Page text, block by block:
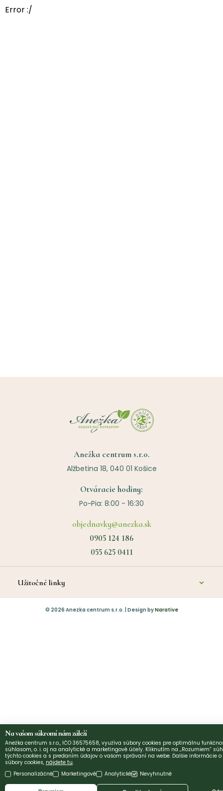
Error :/
Anežka centrum s.r.o.
Alžbetina 18, 040 01 Košice
Otváracie hodiny:
Po~Pia: 8:00 - 16:30
objednavky@anezka.sk
0905 124 186
055 625 0411
Užitočné linky
O nás
Potraviny & Výživa
Kozmetika
Anatómia
© 2026 Anezka centrum s.r.o. | Design byNarative
Na vašom súkromí nám záleží
Anežka centrum s.r.o., IČO 36575658, využíva súbory cookies pre optimálnu
súhlasom, o. i. aj na analytické a marketingové účely. Kliknutím na „Rozumiem“
týchto cookies a s predaním údajov o vašom správaní na webe. Ďalšie informácie
súbory cookies, nájdete tu.
Personalizáčné
Marketingové Analytické Nevyhnutné